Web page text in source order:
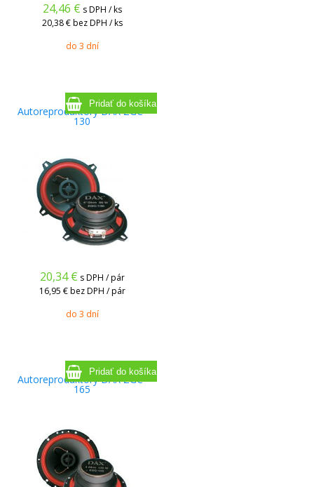
24,46 € s DPH / ks
20,38 € bez DPH / ks
do 3 dní
Autoreproduktory DAX ZGC-
130
20,34 € s DPH / pár
16,95 € bez DPH / pár
do 3 dní
Autoreproduktory DAX ZGC-
165